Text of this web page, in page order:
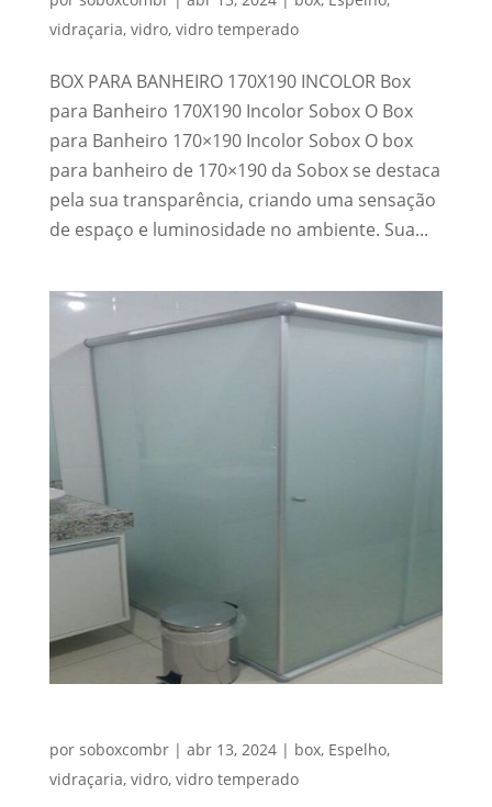
vidraçaria, vidro, vidro temperado
BOX PARA BANHEIRO 170X190 INCOLOR Box
para Banheiro 170X190 Incolor Sobox O Box
para Banheiro 170×190 Incolor Sobox O box
para banheiro de 170×190 da Sobox se destaca
pela sua transparência, criando uma sensação
de espaço e luminosidade no ambiente. Sua...
por soboxcombr| abr 13, 2024| box, Espelho,
vidraçaria, vidro, vidro temperado